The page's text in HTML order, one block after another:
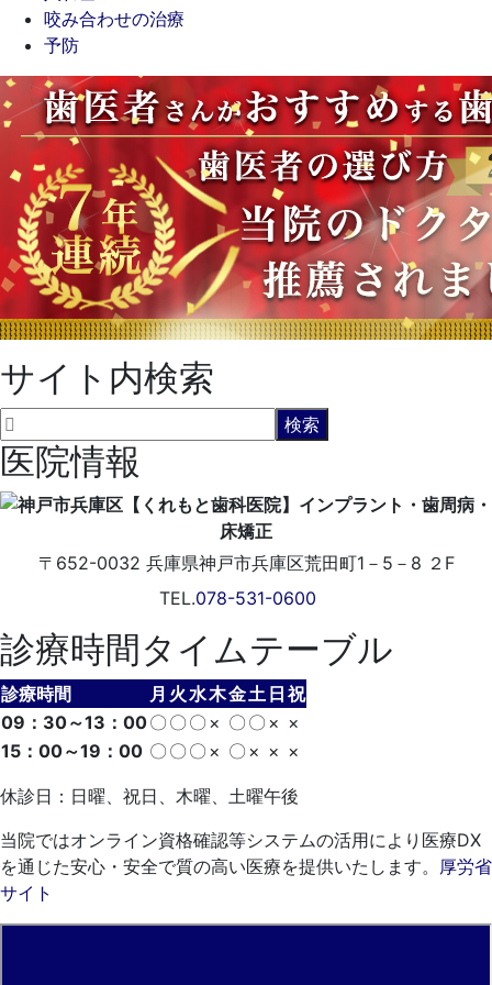
咬み合わせの治療
予防
サイト内検索
医院情報
〒652-0032 兵庫県神戸市兵庫区荒田町1－5－8 ２F
TEL.078-531-0600
診療時間タイムテーブル
診療時間 月 火 水木金土 日 祝
09：30～13：00〇 〇 〇 × 〇 〇 × ×
15：00～19：00 〇 〇 〇 × 〇 × × ×
休診日：日曜、祝日、木曜、土曜午後
当院ではオンライン資格確認等システムの活用により医療DX
を通じた安心・安全で質の高い医療を提供いたします。 厚労省
サイト